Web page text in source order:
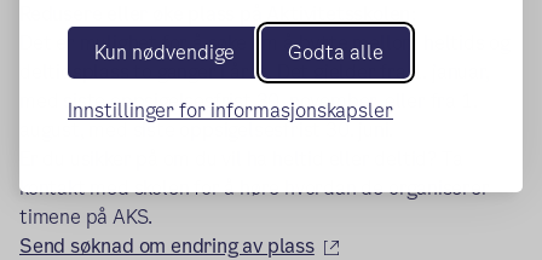
Kun nødvendige Godta alle
Innstillinger for informasjonskapsler
Det er mulighet for å søke om å bytte mellom heltids og
deltidsplass to ganger i året. Det gjelder fra 1. januar,
med siste oppsigelsesfrist 30. november, eller fra 1.
august, med siste oppsigelsesfrist 30. juni.
kontakt med skolen for å høre hvordan de organiserer
timene på AKS.
Send søknad om endring av plass
(ekstern lenke)